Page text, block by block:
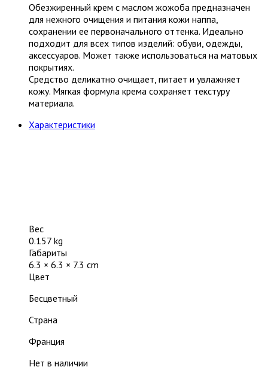
Обезжиренный крем с маслом жожоба предназначен
для нежного очищения и питания кожи наппа,
сохранении ее первоначального оттенка. Идеально
подходит для всех типов изделий: обуви, одежды,
аксессуаров. Может также использоваться на матовых
покрытиях.
Средство деликатно очищает, питает и увлажняет
кожу. Мягкая формула крема сохраняет текстуру
материала.
Характеристики
Вес
0.157 kg
Габариты
6.3 × 6.3 × 7.3 cm
Цвет
Бесцветный
Страна
Франция
Нет в наличии